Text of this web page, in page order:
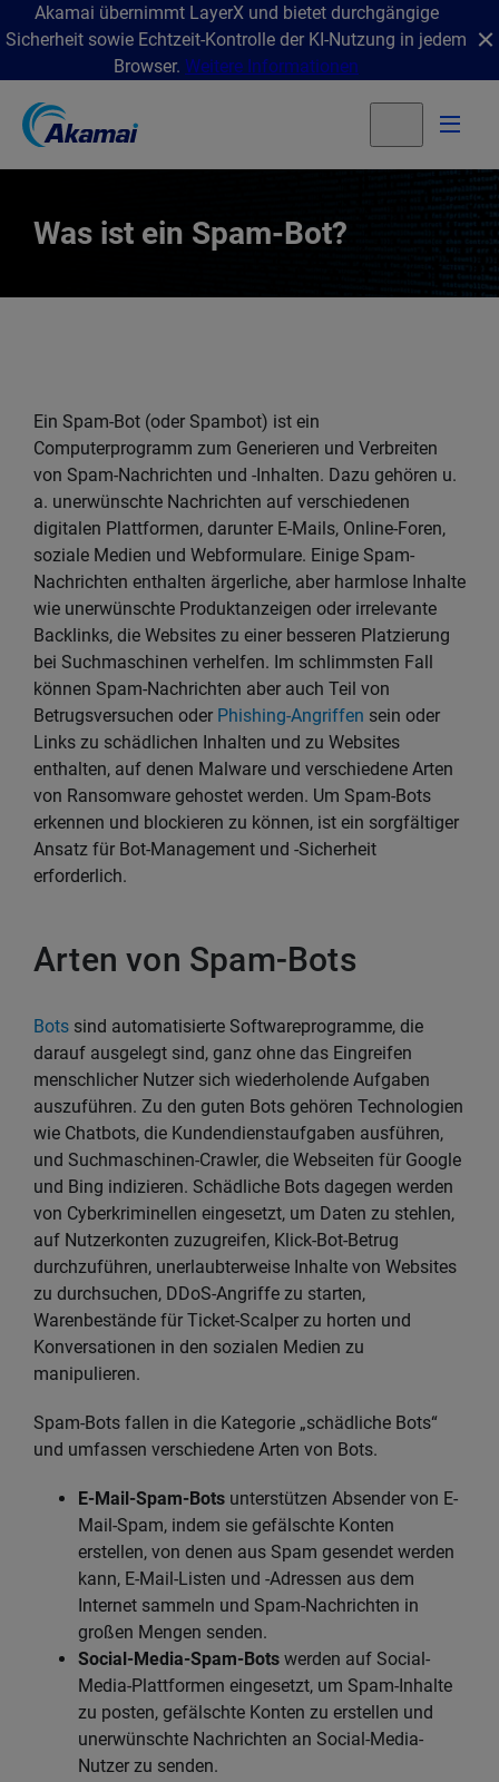
Akamai übernimmt LayerX und bietet durchgängige
Sicherheit sowie Echtzeit-Kontrolle der KI-Nutzung in jedem
Browser. Weitere Informationen
Was ist ein Spam-Bot?
Ein Spam-Bot (oder Spambot) ist ein
Computerprogramm zum Generieren und Verbreiten
von Spam-Nachrichten und -Inhalten. Dazu gehören u.
a. unerwünschte Nachrichten auf verschiedenen
digitalen Plattformen, darunter E-Mails, Online-Foren,
soziale Medien und Webformulare. Einige Spam-
Nachrichten enthalten ärgerliche, aber harmlose Inhalte
wie unerwünschte Produktanzeigen oder irrelevante
Backlinks, die Websites zu einer besseren Platzierung
bei Suchmaschinen verhelfen. Im schlimmsten Fall
können Spam-Nachrichten aber auch Teil von
Betrugsversuchen oder Phishing-Angriffen sein oder
Links zu schädlichen Inhalten und zu Websites
enthalten, auf denen Malware und verschiedene Arten
von Ransomware gehostet werden. Um Spam-Bots
erkennen und blockieren zu können, ist ein sorgfältiger
Ansatz für Bot-Management und -Sicherheit
erforderlich.
Arten von Spam-Bots
Bots sind automatisierte Softwareprogramme, die
darauf ausgelegt sind, ganz ohne das Eingreifen
menschlicher Nutzer sich wiederholende Aufgaben
auszuführen. Zu den guten Bots gehören Technologien
wie Chatbots, die Kundendienstaufgaben ausführen,
und Suchmaschinen-Crawler, die Webseiten für Google
und Bing indizieren. Schädliche Bots dagegen werden
von Cyberkriminellen eingesetzt, um Daten zu stehlen,
auf Nutzerkonten zuzugreifen, Klick-Bot-Betrug
durchzuführen, unerlaubterweise Inhalte von Websites
zu durchsuchen, DDoS-Angriffe zu starten,
Warenbestände für Ticket-Scalper zu horten und
Konversationen in den sozialen Medien zu
manipulieren.
Spam-Bots fallen in die Kategorie „schädliche Bots“
und umfassen verschiedene Arten von Bots.
E-Mail-Spam-Bots unterstützen Absender von E-
Mail-Spam, indem sie gefälschte Konten
erstellen, von denen aus Spam gesendet werden
kann, E-Mail-Listen und -Adressen aus dem
Internet sammeln und Spam-Nachrichten in
großen Mengen senden.
Social-Media-Spam-Bots werden auf Social-
Media-Plattformen eingesetzt, um Spam-Inhalte
zu posten, gefälschte Konten zu erstellen und
unerwünschte Nachrichten an Social-Media-
Nutzer zu senden.